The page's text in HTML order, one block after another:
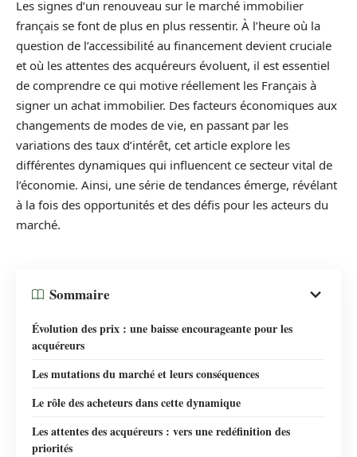
Les signes d’un renouveau sur le marché immobilier
français se font de plus en plus ressentir. À l’heure où la
question de l’accessibilité au financement devient cruciale
et où les attentes des acquéreurs évoluent, il est essentiel
de comprendre ce qui motive réellement les Français à
signer un achat immobilier. Des facteurs économiques aux
changements de modes de vie, en passant par les
variations des taux d’intérêt, cet article explore les
différentes dynamiques qui influencent ce secteur vital de
l’économie. Ainsi, une série de tendances émerge, révélant
à la fois des opportunités et des défis pour les acteurs du
marché.
Sommaire
Évolution des prix : une baisse encourageante pour les
acquéreurs
Les mutations du marché et leurs conséquences
Le rôle des acheteurs dans cette dynamique
Les attentes des acquéreurs : vers une redéfinition des
priorités